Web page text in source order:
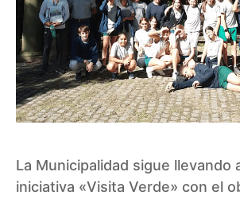
La Municipalidad sigue llevando
iniciativa «Visita Verde» con el